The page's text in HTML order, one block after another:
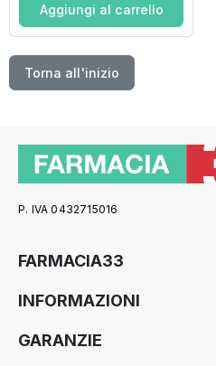
Aggiungi al carrello
Torna all'inizio
P. IVA 0432715016
FARMACIA33
INFORMAZIONI
GARANZIE